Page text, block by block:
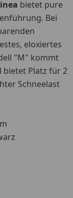
bietet pure
Bei
eloxiertes
"M" kommt
bietet Platz für 2
Schneelast